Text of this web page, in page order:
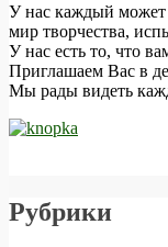
У нас каждый может
мир творчества,
У нас есть то, что
Приглашаем Вас в
Мы рады видеть
Рубрики